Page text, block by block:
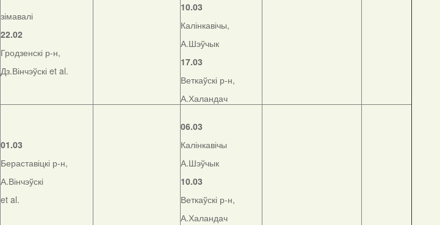
зімавалі
22.02
Гродзенскі р-н,
Дз.Вінчэўскі et al.
10.03
Калінкавічы,
А.Шэўчык
17.03
Веткаўскі р-н,
А.Халандач
01.03
Бераставіцкі р-н,
А.Вінчэўскі
et al.
06.03
Калінкавічы
А.Шэўчык
10.03
Веткаўскі р-н,
А.Халандач